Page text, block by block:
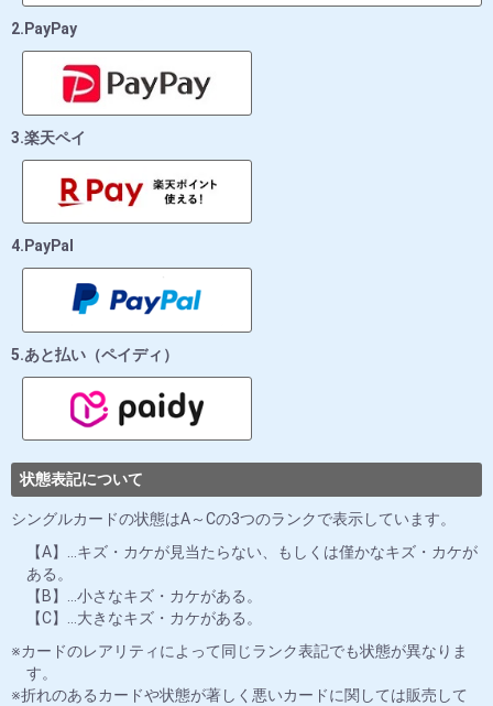
2.PayPay
3.楽天ペイ
4.PayPal
5.あと払い（ペイディ）
状態表記について
シングルカードの状態はA～Cの3つのランクで表示しています。
【A】…キズ・カケが見当たらない、もしくは僅かなキズ・カケが
ある。
【B】…小さなキズ・カケがある。
【C】…大きなキズ・カケがある。
カードのレアリティによって同じランク表記でも状態が異なりま
す。
折れのあるカードや状態が著しく悪いカードに関しては販売して